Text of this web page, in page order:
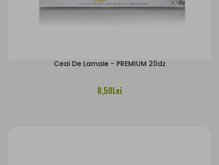
Ceai De Lamaie - PREMIUM 20dz
8,50Lei